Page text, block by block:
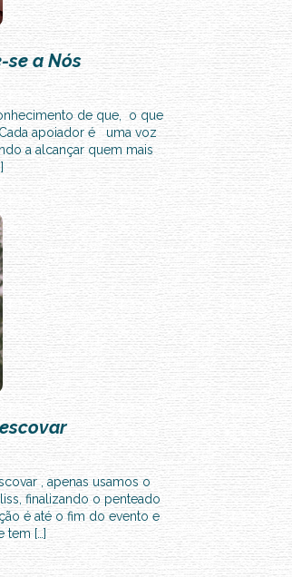
se a Nós
de que, o que
apoiador é uma voz
a alcançar quem mais
, apenas usamos o
finalizando o penteado
é até o fim do evento e
tem […]